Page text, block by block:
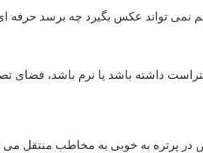
نمی تواند عکس بگیرد چه برسد حرفه
داشته باشد یا نرم باشد، فضای
پرتره به خوبی به مخاطب منتقل می